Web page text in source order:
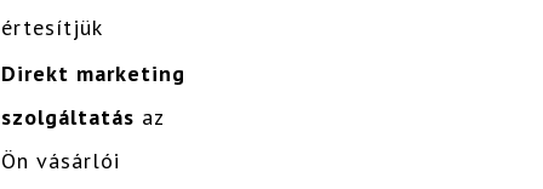
értesítjük
Direkt marketing
szolgáltatás az
Ön vásárlói